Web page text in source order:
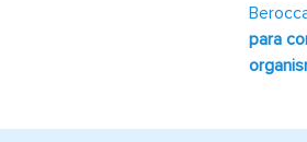
para